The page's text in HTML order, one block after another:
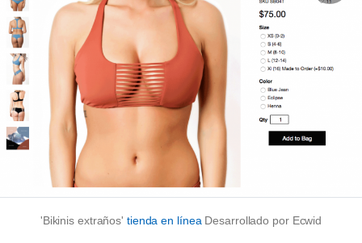
'Bikinis extraños' tienda en línea Desarrollado por Ecwid